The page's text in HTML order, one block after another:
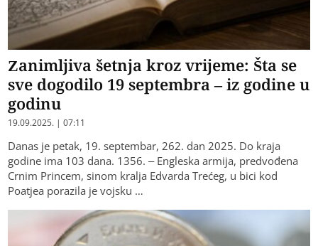
Zanimljiva šetnja kroz vrijeme: Šta se
sve dogodilo 19 septembra – iz godine u
godinu
19.09.2025. | 07:11
Danas je petak, 19. septembar, 262. dan 2025. Do kraja
godine ima 103 dana. 1356. – Engleska armija, predvođena
Crnim Princem, sinom kralja Edvarda Trećeg, u bici kod
Poatjea porazila je vojsku …